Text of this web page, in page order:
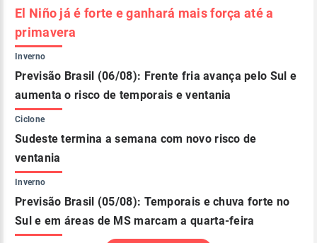
El Niño já é forte e ganhará mais força até a
primavera
Inverno
Previsão Brasil (06/08): Frente fria avança pelo Sul e
aumenta o risco de temporais e ventania
Ciclone
Sudeste termina a semana com novo risco de
ventania
Inverno
Previsão Brasil (05/08): Temporais e chuva forte no
Sul e em áreas de MS marcam a quarta-feira